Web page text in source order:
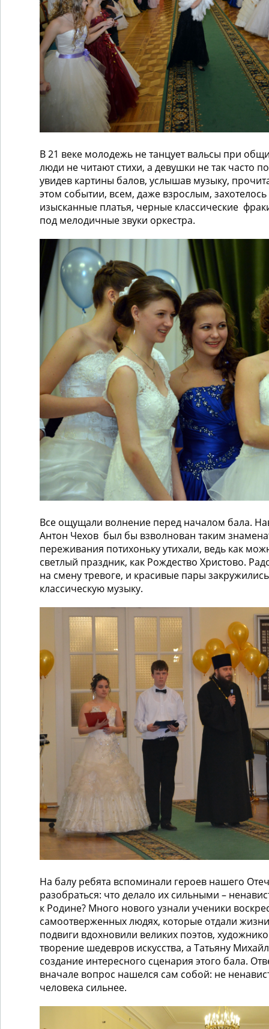
В 21 веке молодежь не танцует вальсы при
люди не читают стихи, а девушки не так часто
увидев картины балов, услышав музыку,
этом событии, всем, даже взрослым,
изысканные платья, черные классические
под мелодичные звуки оркестра.
Все ощущали волнение перед началом бала.
Антон Чехов был бы взволнован таким
переживания потихоньку утихали, ведь как
светлый праздник, как Рождество Христово.
на смену тревоге, и красивые пары
классическую музыку.
На балу ребята вспоминали героев нашего
разобраться: что делало их сильными –
к Родине? Много нового узнали ученики
самоотверженных людях, которые отдали
подвиги вдохновили великих поэтов,
творение шедевров искусства, а Татьяну
создание интересного сценария этого бала.
вначале вопрос нашелся сам собой: не
человека сильнее.